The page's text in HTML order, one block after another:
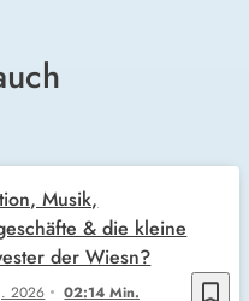
bookmark_border
2026 02:14 Min.
Musik,
& die kleine
der Wiesn?